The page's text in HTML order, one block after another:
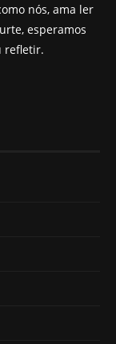
nós, ama ler
esperamos
refletir.